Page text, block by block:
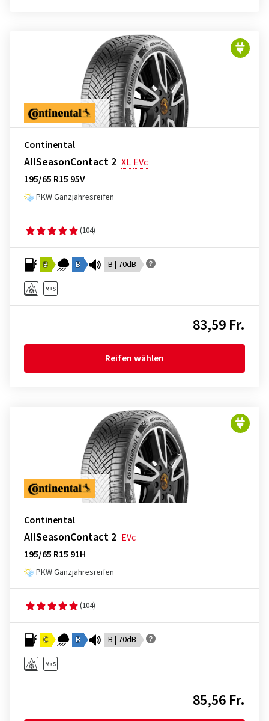
Continental
AllSeasonContact 2 XL EVc
195/65 R15 95V
PKW Ganzjahresreifen
(104)
B B B | 70dB
83,59 Fr.
Reifen wählen
Continental
AllSeasonContact 2 EVc
195/65 R15 91H
PKW Ganzjahresreifen
(104)
C B B | 70dB
85,56 Fr.